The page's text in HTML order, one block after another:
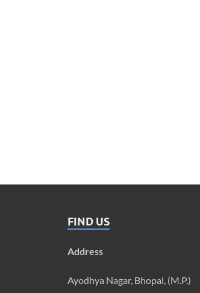
FIND US
Address
Ayodhya Nagar, Bhopal, (M.P.)